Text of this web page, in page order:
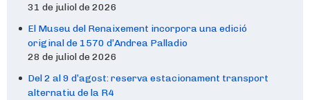
31 de juliol de 2026
El Museu del Renaixement incorpora una edició
original de 1570 d’Andrea Palladio
28 de juliol de 2026
Del 2 al 9 d’agost: reserva estacionament transport
alternatiu de la R4